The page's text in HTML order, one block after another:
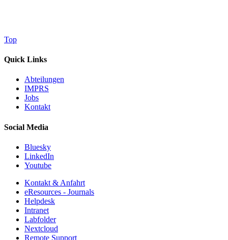
Top
Quick Links
Abteilungen
IMPRS
Jobs
Kontakt
Social Media
Bluesky
LinkedIn
Youtube
Kontakt & Anfahrt
eResources - Journals
Helpdesk
Intranet
Labfolder
Nextcloud
Remote Support